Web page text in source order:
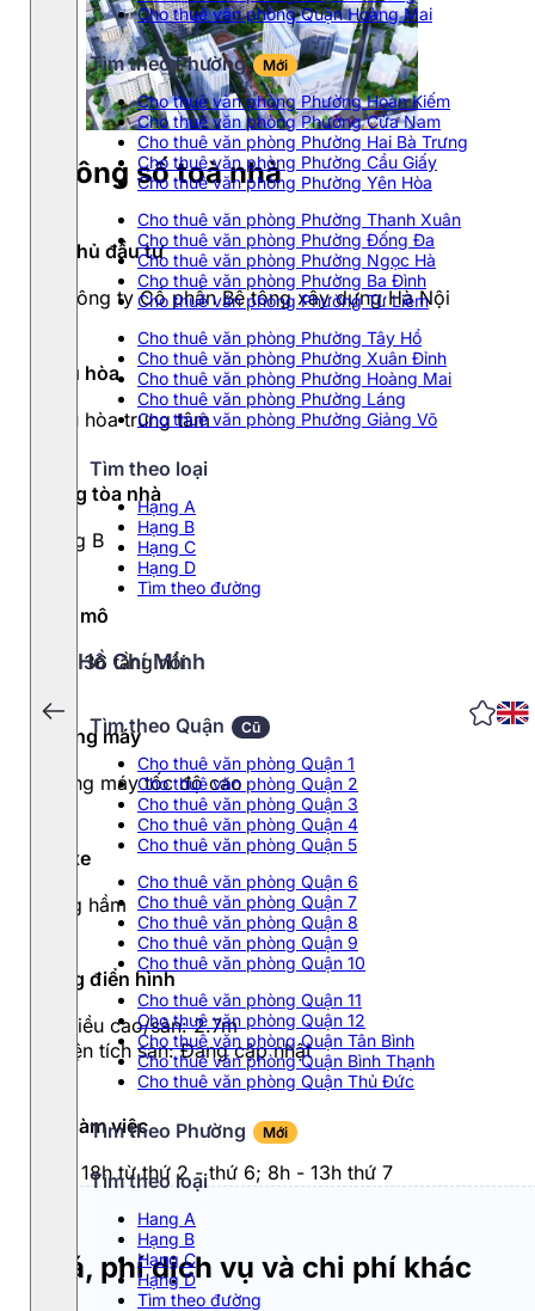
Cho thuê văn phòng Quận Hoàng Mai
Tìm theo Phường Mới
Cho thuê văn phòng Phường Hoàn Kiếm
Cho thuê văn phòng Phường Cửa Nam
Cho thuê văn phòng Phường Hai Bà Trưng
Cho thuê văn phòng Phường Cầu Giấy
Cho thuê văn phòng Phường Yên Hòa
Cho thuê văn phòng Phường Thanh Xuân
Cho thuê văn phòng Phường Đống Đa
Cho thuê văn phòng Phường Ngọc Hà
Cho thuê văn phòng Phường Ba Đình
Cho thuê văn phòng Phường Từ Liêm
Cho thuê văn phòng Phường Tây Hồ
Cho thuê văn phòng Phường Xuân Đỉnh
Cho thuê văn phòng Phường Hoàng Mai
Cho thuê văn phòng Phường Láng
Cho thuê văn phòng Phường Giảng Võ
Tìm theo loại
Hạng A
Hạng B
Hạng C
Hạng D
Tìm theo đường
Hồ Chí Minh
Tìm theo Quận Cũ
Cho thuê văn phòng Quận 1
Cho thuê văn phòng Quận 2
Cho thuê văn phòng Quận 3
Cho thuê văn phòng Quận 4
Cho thuê văn phòng Quận 5
Cho thuê văn phòng Quận 6
Cho thuê văn phòng Quận 7
Cho thuê văn phòng Quận 8
Cho thuê văn phòng Quận 9
Cho thuê văn phòng Quận 10
Cho thuê văn phòng Quận 11
Cho thuê văn phòng Quận 12
Cho thuê văn phòng Quận Tân Bình
Cho thuê văn phòng Quận Bình Thạnh
Cho thuê văn phòng Quận Thủ Đức
Tìm theo Phường Mới
Tìm theo loại
Hang A
Hạng B
Hạng C
Hạng D
Tìm theo đường
Thông số toà nhà
Chủ đầu tư
Công ty Cổ phần Bê tông xây dựng Hà Nội
Điều hòa
Điều hòa trung tâm
Hạng tòa nhà
Hạng B
Quy mô
30 – 36 tầng nổi
Thang máy
Thang máy tốc độ cao
Đỗ xe
Tầng hầm
Tầng điển hình
- Chiều cao/sàn: 2.7m
- Diện tích sàn: Đang cập nhật
Giờ làm việc
8h - 18h từ thứ 2 - thứ 6; 8h - 13h thứ 7
Giá, phí dịch vụ và chi phí khác